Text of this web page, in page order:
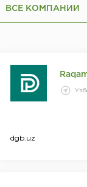
ВСЕ КОМПАНИИ
dgb.uz